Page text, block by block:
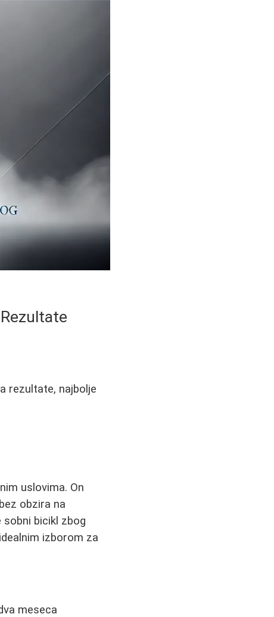
rezultate, najbolje
uslovima. On
obzira na
bicikl zbog
izborom za
meseca